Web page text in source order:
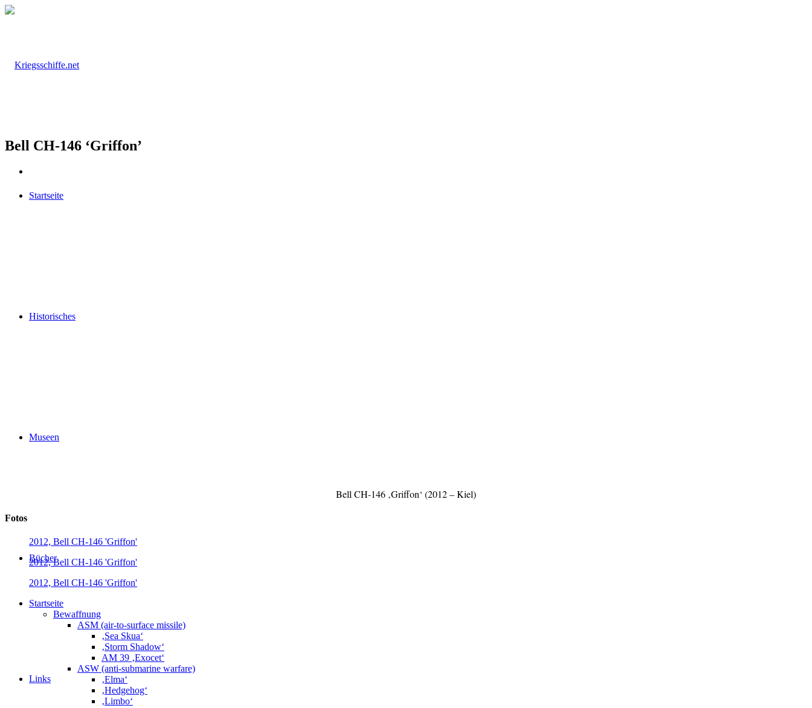
Startseite
Historisches
Museen
Bücher
Links
Bell CH-146 ‘Griffon’
Bell CH-146 ‚Griffon‘ (2012 – Kiel)
Fotos
2012, Bell CH-146 'Griffon'
2012, Bell CH-146 'Griffon'
2012, Bell CH-146 'Griffon'
Startseite
Bewaffnung
ASM (air-to-surface missile)
‚Sea Skua‘
‚Storm Shadow‘
AM 39 ‚Exocet‘
ASW (anti-submarine warfare)
‚Elma‘
‚Hedgehog‘
‚Limbo‘